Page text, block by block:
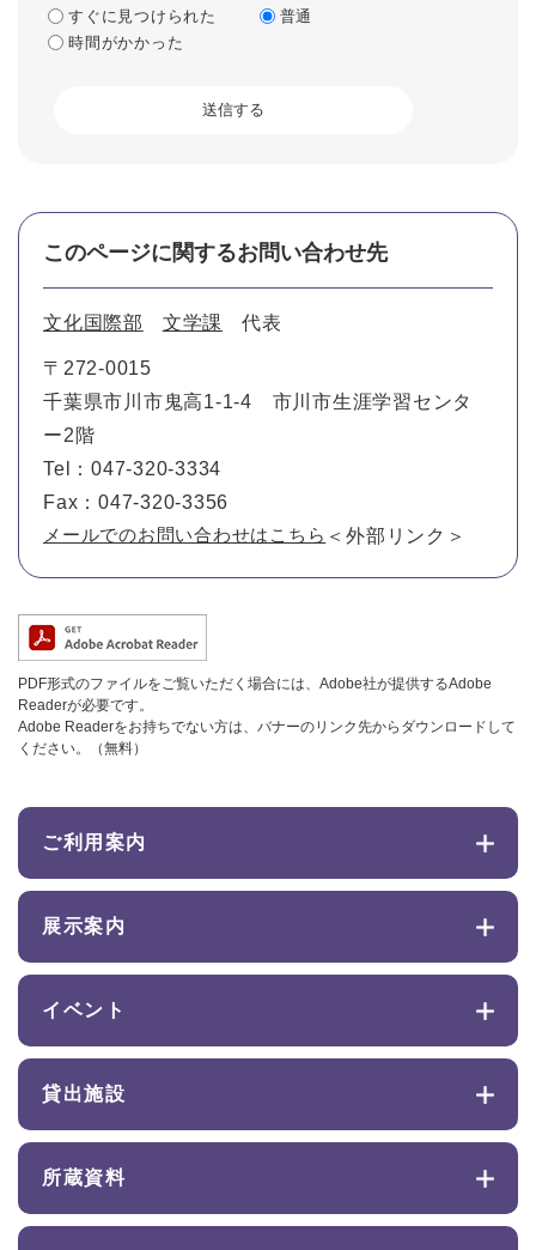
すぐに見つけられた
普通
時間がかかった
このページに関するお問い合わせ先
文化国際部 文学課 代表
〒272-0015
千葉県市川市鬼高1-1-4 市川市生涯学習センタ
ー2階
Tel：047-320-3334
Fax：047-320-3356
メールでのお問い合わせはこちら ＜外部リンク＞
PDF形式のファイルをご覧いただく場合には、Adobe社が提供するAdobe
Readerが必要です。
Adobe Readerをお持ちでない方は、バナーのリンク先からダウンロードして
ください。（無料）
ご利用案内
展示案内
イベント
貸出施設
所蔵資料